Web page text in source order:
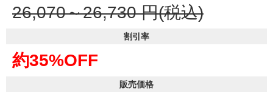
26,070～26,730 円(税込)
割引率
約35%OFF
販売価格